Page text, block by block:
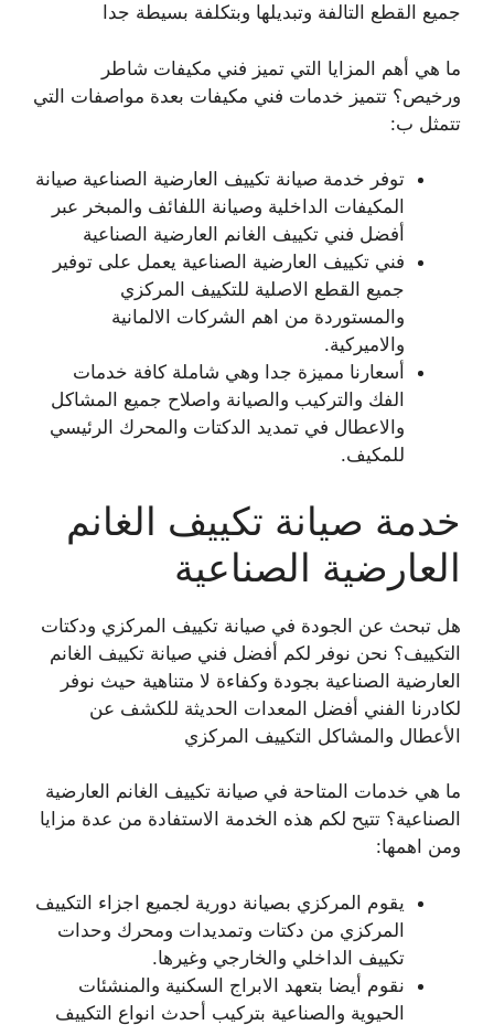
جميع القطع التالفة وتبديلها وبتكلفة بسيطة جدا
ما هي أهم المزايا التي تميز فني مكيفات شاطر
ورخيص؟ تتميز خدمات فني مكيفات بعدة مواصفات التي
تتمثل ب:
توفر خدمة صيانة تكييف العارضية الصناعية صيانة
المكيفات الداخلية وصيانة اللفائف والمبخر عبر
أفضل فني تكييف الغانم العارضية الصناعية
فني تكييف العارضية الصناعية يعمل على توفير
جميع القطع الاصلية للتكييف المركزي
والمستوردة من اهم الشركات الالمانية
والاميركية.
أسعارنا مميزة جدا وهي شاملة كافة خدمات
الفك والتركيب والصيانة واصلاح جميع المشاكل
والاعطال في تمديد الدكتات والمحرك الرئيسي
للمكيف.
خدمة صيانة تكييف الغانم
العارضية الصناعية
هل تبحث عن الجودة في صيانة تكييف المركزي ودكتات
التكييف؟ نحن نوفر لكم أفضل فني صيانة تكييف الغانم
العارضية الصناعية بجودة وكفاءة لا متناهية حيث نوفر
لكادرنا الفني أفضل المعدات الحديثة للكشف عن
الأعطال والمشاكل التكييف المركزي
ما هي خدمات المتاحة في صيانة تكييف الغانم العارضية
الصناعية؟ تتيح لكم هذه الخدمة الاستفادة من عدة مزايا
ومن اهمها:
يقوم المركزي بصيانة دورية لجميع اجزاء التكييف
المركزي من دكتات وتمديدات ومحرك وحدات
تكييف الداخلي والخارجي وغيرها.
نقوم أيضا بتعهد الابراج السكنية والمنشئات
الحيوية والصناعية بتركيب أحدث انواع التكييف